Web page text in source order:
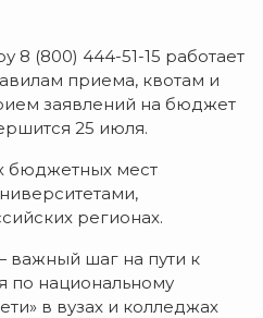
8 (800) 444-51-15 работает
приема, квотам и
заявлений на бюджет
25 июля.
бюджетных мест
регионах.
важный шаг на пути к
по национальному
в вузах и колледжах